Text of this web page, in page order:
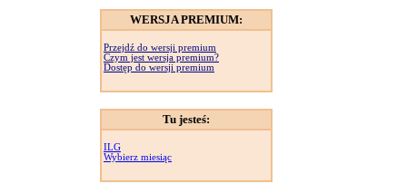
WERSJA PREMIUM:
Przejdź do wersji premium
Czym jest wersja premium?
Dostęp do wersji premium
Tu jesteś:
ILG
Wybierz miesiąc